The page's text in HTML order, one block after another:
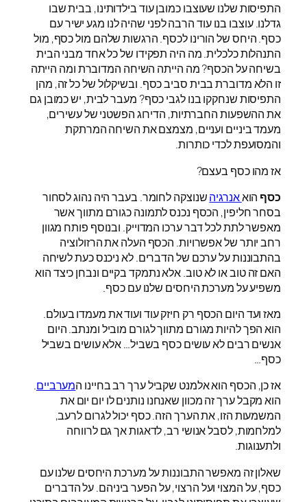
התפיסות שלנו שעוצבו כמובן עוד בילדותינו, בבית שבו
גדלנו. עוצבו בנו עוד הרבה לפני שהיה לנו מגע ישיר עם
כסף. היחס של הורינו לכסף. הרגשות שלהם מול כסף, מול
התנהלות כלכלית. מה היה תפקידו של כל אחד מבני הבית
בשיחה על הכסף? מה הייתה השיחה המדוברת ומה הייתה
זו הלא מדוברת בבית סביב כסף. ובשיקלול של כל זה, מהן
התפיסות שנחקקו בנו לגבי כסף? מעבר לבית, יש כמובן גם
את ההשפעות החברתיות, הדירוג הפשטני של עשירים,
מעמד ביניים ועניים, מצמצם את השיחה המרתקת
והמסועפת לכדי כותרות.
אז מהו כסף בעצם?
כסף הואאנרגיהשנוצקה לחומר. בעבר היה נהוג לסחור
בסחר חליפין, הכסף נכנס לתמונה כגורם מתווך אשר
מאפשר לתת לכל דבר ערכו המדוייק. ובנוסף פותח מגוון
רחב יותר של אפשרויות. הכסף העלה את הרזולוציה
בהתבוננות על ערכם של הדברים. לא ניכנס כעת לשיחה
האם זה טוב או לא טוב. אלא נתמקד בקיים ונבחן כיצד הוא
משפיע על מערכת היחסים שלנו עם כסף.
מאז ועד היום הכסף רק חיזק עוד ועוד את מעמדו בעולם.
הוא הפך להיות מגורם מתווך לגורם מוביל ומנתב. היום
אנשים רבים לא עושים כסף בשביל… אלא עושים בשביל
כסף…
אז כן, הכסף הוא אלמנט שקביל ערך רב בחיינו המערביים.
הוא מקבל ערך זה מכוון שאנחנו נותנים לו יום יום את
המשמעות הזו, את הערך הזה. כסף יכול לגרום לרעב,
למלחמות, לסבל אנושי רב, לדאגות אך גם לרווחה
ולתענוגות.
שאלון זה מאפשר התבוננות על מערכת היחסים שלנו עם
כסף, על המצוי ועל הרצוי, על הפער ביניהם. על הדברים